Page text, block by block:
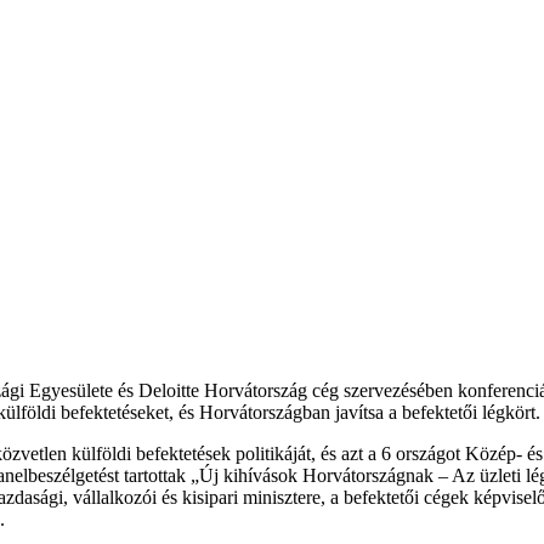
Egyesülete és Deloitte Horvátország cég szervezésében
befektetéseket, és Horvátországban javítsa a befektetői légkört.
külföldi befektetések politikáját, és azt a 6 országot Közép-
tartottak „Új kihívások Horvátországnak – Az üzleti
vállalkozói és kisipari minisztere, a befektetői cégek